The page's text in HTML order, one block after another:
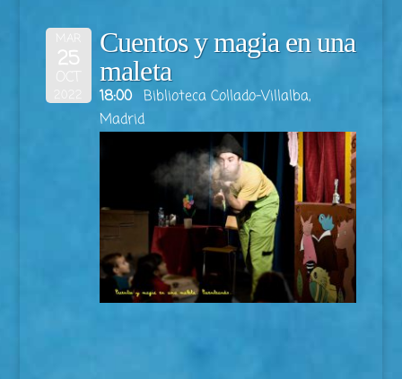
MAR
25
OCT
Cuentos y magia en una
maleta
18:00 Biblioteca Collado-Villalba,
Madrid